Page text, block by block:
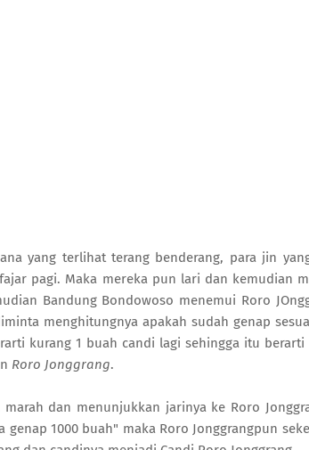
yang terlihat terang benderang, para jin
pagi. Maka mereka pun lari dan kemudian
Bandung Bondowoso menemui Roro
menghitungnya apakah sudah genap
kurang 1 buah candi lagi sehingga itu berarti
Roro Jonggrang.
dan menunjukkan jarinya ke Roro
genap 1000 buah" maka Roro Jonggrangpun